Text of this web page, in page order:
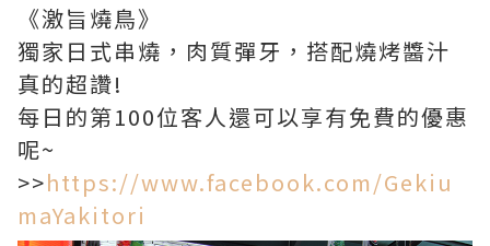
《激旨燒鳥》
獨家日式串燒，肉質彈牙，搭配燒烤醬汁
真的超讚!
每日的第100位客人還可以享有免費的優惠
呢~
>>https://www.facebook.com/Gekiu
maYakitori